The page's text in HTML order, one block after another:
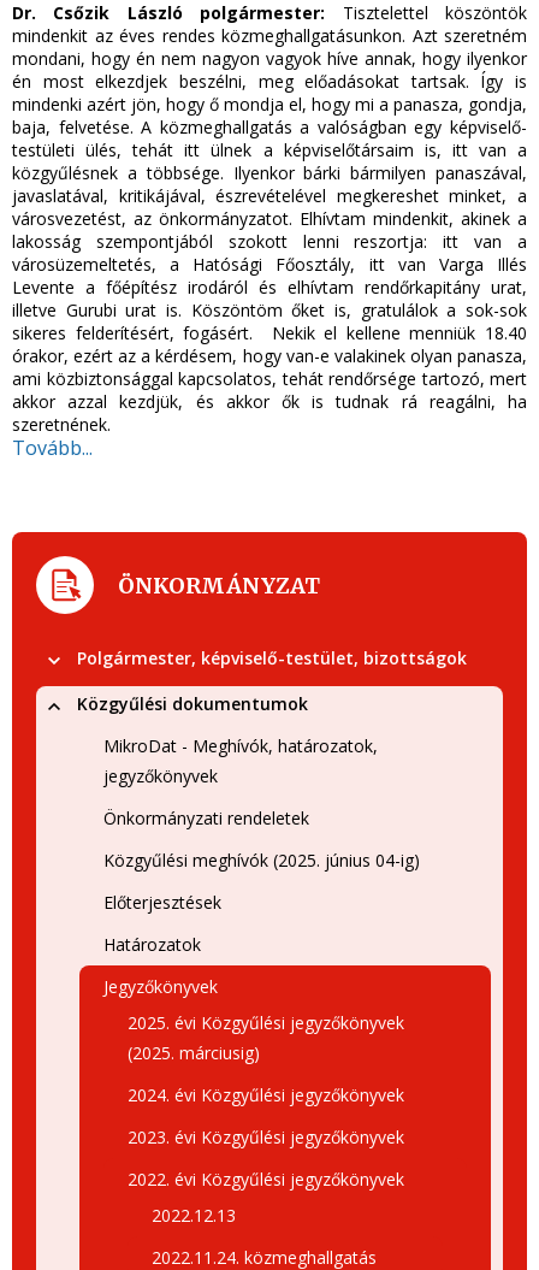
Dr. Csőzik László polgármester: Tisztelettel köszöntök
mindenkit az éves rendes közmeghallgatásunkon. Azt szeretném
mondani, hogy én nem nagyon vagyok híve annak, hogy ilyenkor
én most elkezdjek beszélni, meg előadásokat tartsak. Így is
mindenki azért jön, hogy ő mondja el, hogy mi a panasza, gondja,
baja, felvetése. A közmeghallgatás a valóságban egy képviselő-
testületi ülés, tehát itt ülnek a képviselőtársaim is, itt van a
közgyűlésnek a többsége. Ilyenkor bárki bármilyen panaszával,
javaslatával, kritikájával, észrevételével megkereshet minket, a
városvezetést, az önkormányzatot. Elhívtam mindenkit, akinek a
lakosság szempontjából szokott lenni reszortja: itt van a
városüzemeltetés, a Hatósági Főosztály, itt van Varga Illés
Levente a főépítész irodáról és elhívtam rendőrkapitány urat,
illetve Gurubi urat is. Köszöntöm őket is, gratulálok a sok-sok
sikeres felderítésért, fogásért. Nekik el kellene menniük 18.40
órakor, ezért az a kérdésem, hogy van-e valakinek olyan panasza,
ami közbiztonsággal kapcsolatos, tehát rendőrsége tartozó, mert
akkor azzal kezdjük, és akkor ők is tudnak rá reagálni, ha
szeretnének.
Tovább...
ÖNKORMÁNYZAT
Polgármester, képviselő-testület, bizottságok
Közgyűlési dokumentumok
MikroDat - Meghívók, határozatok,
jegyzőkönyvek
Önkormányzati rendeletek
Közgyűlési meghívók (2025. június 04-ig)
Előterjesztések
Határozatok
Jegyzőkönyvek
2025. évi Közgyűlési jegyzőkönyvek
(2025. márciusig)
2024. évi Közgyűlési jegyzőkönyvek
2023. évi Közgyűlési jegyzőkönyvek
2022. évi Közgyűlési jegyzőkönyvek
2022.12.13
2022.11.24. közmeghallgatás